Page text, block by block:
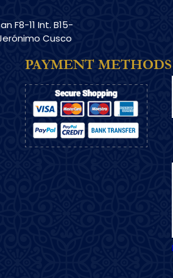
F8-11 Int. B15-
Cusco
PAYMENT METHODS